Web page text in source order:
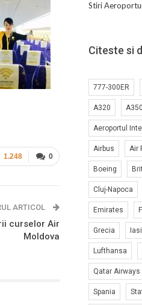
0
1.248
ARTICOL
curselor Air
Moldova
Stiri
Citeste si
777-300ER
A320
Aeroportul
Airbus Air
Boeing
Cluj-Napoca
Emirates
Grecia Iasi
Lufthansa
Qatar Airways
Spania